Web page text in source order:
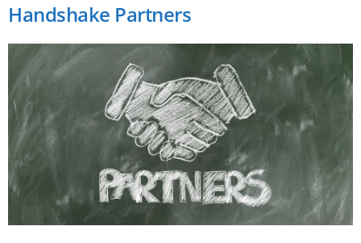
Handshake Partners